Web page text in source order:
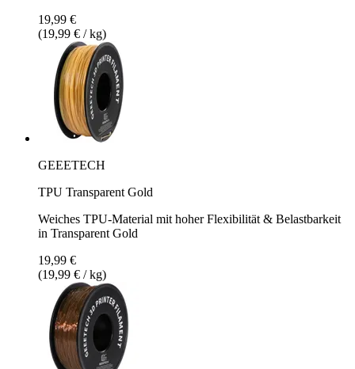
19,99 €
(19,99 € / kg)
GEEETECH
TPU Transparent Gold
Weiches TPU-Material mit hoher Flexibilität & Belastbarkeit
in Transparent Gold
19,99 €
(19,99 € / kg)